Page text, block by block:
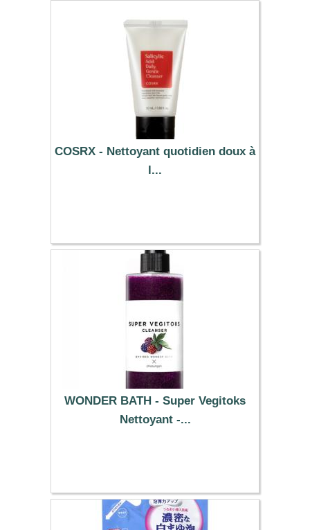
COSRX - Nettoyant quotidien doux à
l...
WONDER BATH - Super Vegitoks
Nettoyant -...